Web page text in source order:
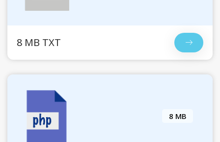
8 MB TXT
8 MB